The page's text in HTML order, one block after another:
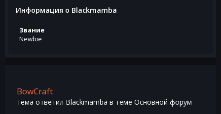
Информация о Blackmamba
Звание
Newbie
BowCraft
тема ответил Blackmamba в теме Основной форум